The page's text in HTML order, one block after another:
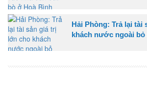
Hải Phòng: Trả lại tài
khách nước ngoài bỏ